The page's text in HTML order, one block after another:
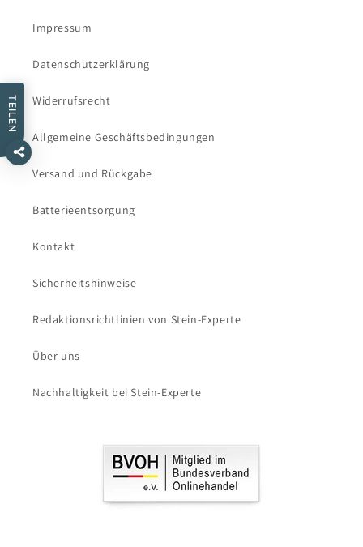
Impressum
Datenschutzerklärung
Widerrufsrecht
Allgemeine Geschäftsbedingungen
Versand und Rückgabe
Batterieentsorgung
Kontakt
Sicherheitshinweise
Redaktionsrichtlinien von Stein-Experte
Über uns
Nachhaltigkeit bei Stein-Experte
TEILEN